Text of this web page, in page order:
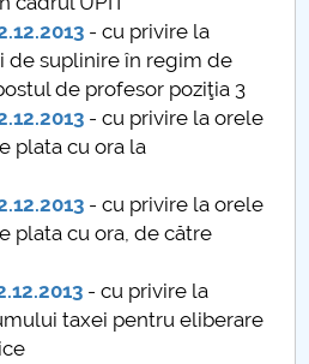
ianuarie 2013
februarie 2013
martie 2013
2013
- cu privire la
de suplinire în regim de
de profesor poziţia 3
- cu privire la orele
plata cu ora la
- cu privire la orele
plata cu ora, de către
- cu privire la
taxei pentru eliberare